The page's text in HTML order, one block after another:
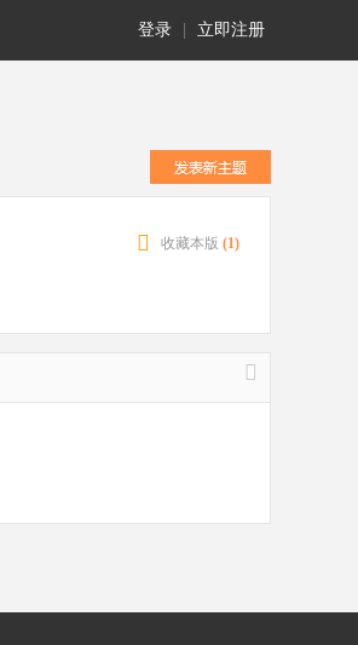
登录 立即注册
收藏本版 (1)